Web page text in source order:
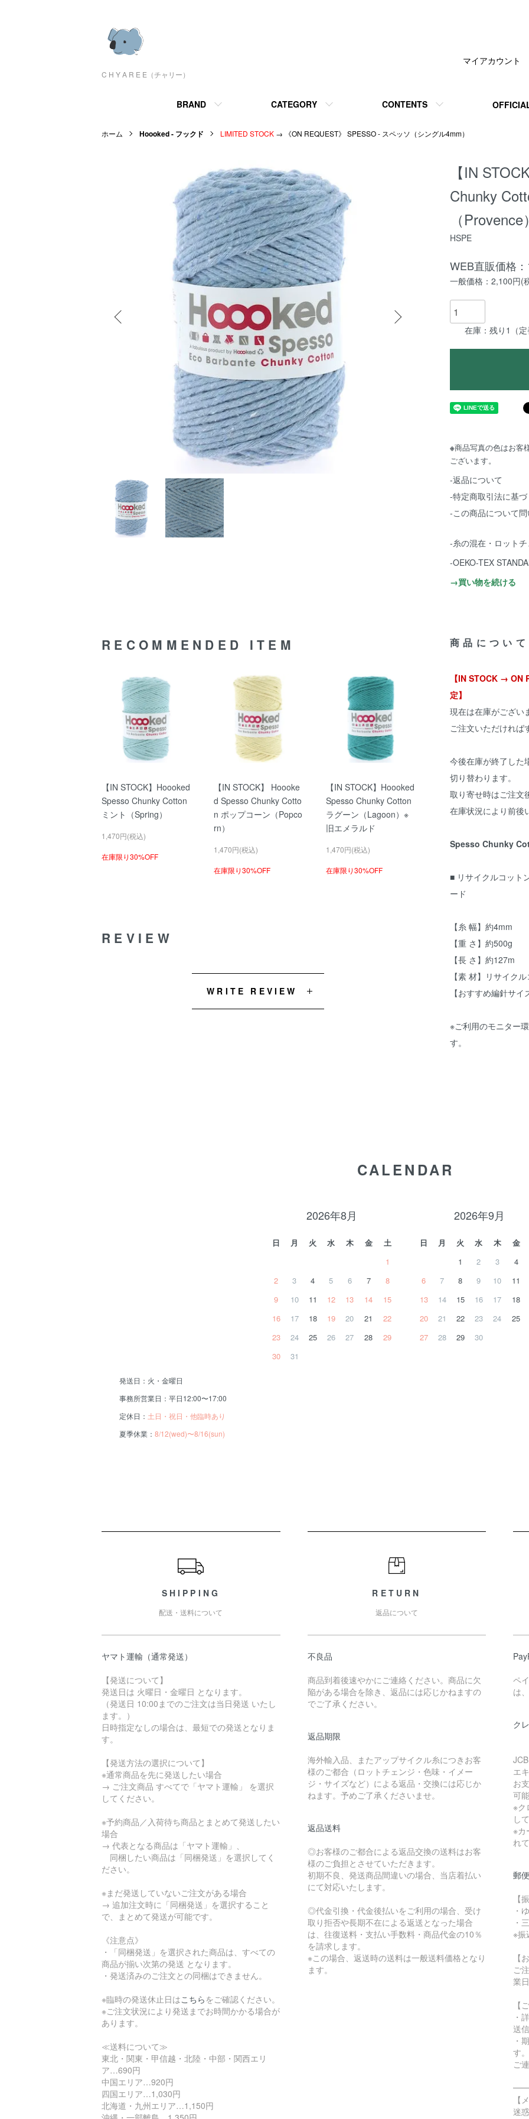
C H Y A R E E（チャリー）
BRAND CATEGORY CONTENTS
マイアカウント
ホーム Hoooked - フックド LIMITED STOCK → 《ON REQUEST》 SPESSO - スペッソ（シングル4mm）
【IN
Chunky
（Provence）
HSPE
WEB直販価格
一般価格：2,100円(
在庫：残り1（定
※商品写真の色はお客
ございます。
-返品について
-特定商取引法に基
-この商品について
-糸の混在・ロット
-OEKO-TEX
→買い物を続ける
商品について
【IN STOCK → ON
定】
現在は在庫がござい
ご注文いただければ
今後在庫が終了した
切り替わります。
取り寄せ時はご注文
在庫状況により前後
Spesso Chunky
■ リサイクルコット
ード
【糸 幅】約4mm
【重 さ】約500g
【長 さ】約127m
【素 材】リサイク
【おすすめ編針サ
※ご利用のモニター
す。
RECOMMENDED ITEM
【IN STOCK】Hoooked
Spesso Chunky Cotton
ミント（Spring）
1,470円(税込)
在庫限り30%OFF
【IN STOCK】 Hoooke
d Spesso Chunky Cotto
n ポップコーン（Popco
rn）
1,470円(税込)
在庫限り30%OFF
【IN STOCK】Hoooked
Spesso Chunky Cotton
ラグーン（Lagoon）※
旧エメラルド
1,470円(税込)
在庫限り30%OFF
REVIEW
WRITE REVIEW
CALENDAR
2026年8月
日 月 火 水 木 金
土
1
2
3 4 5 6 7
8
9
10 11 12 13 14
15
16
17 18 19 20 21
22
23
24 25 26 27 28
29
30
31
2026年9月
日 月 火 水 木 金
1
2 3 4
6
7 8 9 10 11
13
14 15 16 17 18
20
21 22 23 24 25
27
28 29 30
発送日：火・金曜日
事務所営業日：平日12:00〜17:00
定休日： 土日・祝日・他臨時あり
夏季休業： 8/12(wed)〜8/16(sun)
SHIPPING
配送・送料について
ヤマト運輸（通常発送）
【発送について】
発送日は 火曜日・金曜日 となります。
（発送日 10:00までのご注文は当日発送 いたし
ます。）
日時指定なしの場合は、最短での発送となりま
す。
【発送方法の選択について】
※通常商品を先に発送したい場合
→ ご注文商品 すべてで「ヤマト運輸」 を選択
してください。
※予約商品／入荷待ち商品とまとめて発送したい
場合
→ 代表となる商品は「ヤマト運輸」、
同梱したい商品は「同梱発送」を選択してく
ださい。
※まだ発送していないご注文がある場合
→ 追加注文時に「同梱発送」を選択すること
で、まとめて発送が可能です。
《注意点》
・「同梱発送」を選択された商品は、すべての
商品が揃い次第の発送 となります。
・発送済みのご注文との同梱はできません。
※臨時の発送休止日はこちら をご確認ください。
※ご注文状況により発送までお時間かかる場合が
あります。
≪送料について≫
東北・関東・甲信越・北陸・中部・関西エリ
ア…690円
中国エリア…920円
四国エリア…1,030円
北海道・九州エリア…1,150円
RETURN
返品について
不良品
商品到着後速やかにご連絡ください。商品に欠
陥がある場合を除き、返品には応じかねますの
でご了承ください。
返品期限
海外輸入品、またアップサイクル糸につきお客
様のご都合（ロットチェンジ・色味・イメー
ジ・サイズなど）による返品・交換には応じか
ねます。予めご了承くださいませ。
返品送料
◎お客様のご都合による返品交換の送料はお客
様のご負担とさせていただきます。
初期不良、発送商品間違いの場合、当店着払い
にて対応いたします。
◎代金引換・代金後払いをご利用の場合、受け
取り拒否や長期不在による返送となった場合
は、往復送料・支払い手数料・商品代金の10％
を請求します。
※この場合、返送時の送料は一般送料価格となり
ます。
ペ
は
ク
エ
お
可
※ク
し
※カ
れ
郵
【
・
・
※振
【
ご
業
【
・
送
・
す
ご
【
迷